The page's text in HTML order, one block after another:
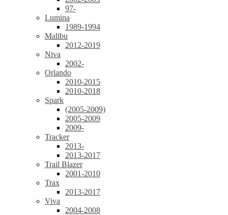
97-
Lumina
1989-1994
Malibu
2012-2019
Niva
2002-
Orlando
2010-2015
2010-2018
Spark
(2005-2009)
2005-2009
2009-
Tracker
2013-
2013-2017
Trail Blazer
2001-2010
Trax
2013-2017
Viva
2004-2008